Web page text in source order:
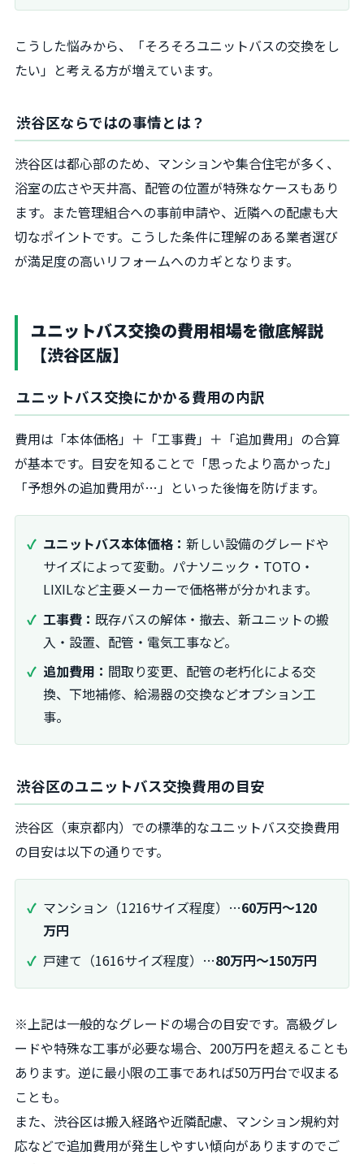
こうした悩みから、「そろそろユニットバスの交換をし
たい」と考える方が増えています。
渋谷区ならではの事情とは？
渋谷区は都心部のため、マンションや集合住宅が多く、
浴室の広さや天井高、配管の位置が特殊なケースもあり
ます。また管理組合への事前申請や、近隣への配慮も大
切なポイントです。こうした条件に理解のある業者選び
が満足度の高いリフォームへのカギとなります。
ユニットバス交換の費用相場を徹底解説
【渋谷区版】
ユニットバス交換にかかる費用の内訳
費用は「本体価格」＋「工事費」＋「追加費用」の合算
が基本です。目安を知ることで「思ったより高かった」
「予想外の追加費用が…」といった後悔を防げます。
ユニットバス本体価格： 新しい設備のグレードや
サイズによって変動。パナソニック・TOTO・
LIXILなど主要メーカーで価格帯が分かれます。
工事費： 既存バスの解体・撤去、新ユニットの搬
入・設置、配管・電気工事など。
追加費用： 間取り変更、配管の老朽化による交
換、下地補修、給湯器の交換などオプション工
事。
渋谷区のユニットバス交換費用の目安
渋谷区（東京都内）での標準的なユニットバス交換費用
の目安は以下の通りです。
マンション（1216サイズ程度）…60万円〜120
万円
戸建て（1616サイズ程度）…80万円〜150万円
※上記は一般的なグレードの場合の目安です。高級グレ
ードや特殊な工事が必要な場合、200万円を超えることも
あります。逆に最小限の工事であれば50万円台で収まる
ことも。
また、渋谷区は搬入経路や近隣配慮、マンション規約対
応などで追加費用が発生しやすい傾向がありますのでご